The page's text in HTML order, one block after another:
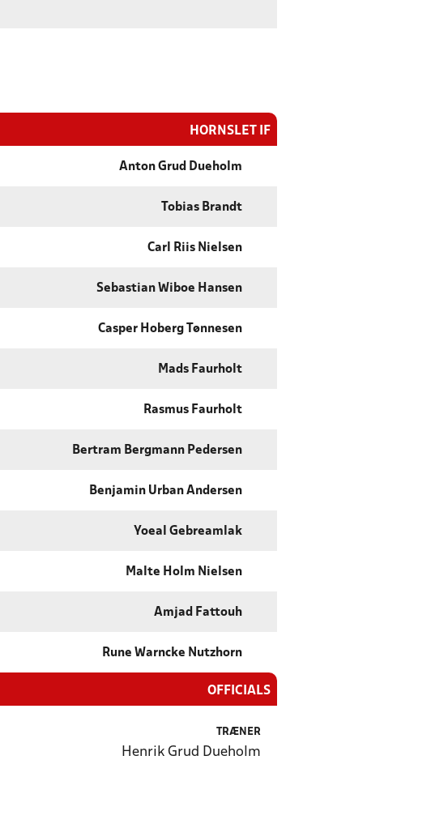
HORNSLET IF
Anton Grud Dueholm
Tobias Brandt
Carl Riis Nielsen
Sebastian Wiboe Hansen
Casper Hoberg Tønnesen
Mads Faurholt
Rasmus Faurholt
Bertram Bergmann Pedersen
Benjamin Urban Andersen
Yoeal Gebreamlak
Malte Holm Nielsen
Amjad Fattouh
Rune Warncke Nutzhorn
OFFICIALS
TRÆNER
Henrik Grud Dueholm